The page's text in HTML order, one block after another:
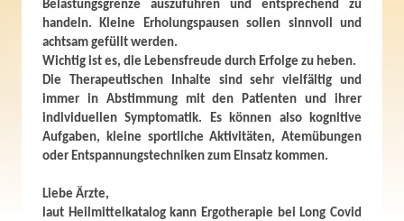
Belastungsgrenze auszuführen und entsprechend zu
handeln. Kleine Erholungspausen sollen sinnvoll und
achtsam gefüllt werden.
Wichtig ist es, die Lebensfreude durch Erfolge zu heben.
Die Therapeutischen Inhalte sind sehr vielfältig und
immer in Abstimmung mit den Patienten und ihrer
individuellen Symptomatik. Es können also kognitive
Aufgaben, kleine sportliche Aktivitäten, Atemübungen
oder Entspannungstechniken zum Einsatz kommen.
Liebe Ärzte,
laut Heilmittelkatalog kann Ergotherapie bei Long Covid